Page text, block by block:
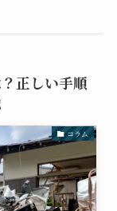
正しい手順
コラム